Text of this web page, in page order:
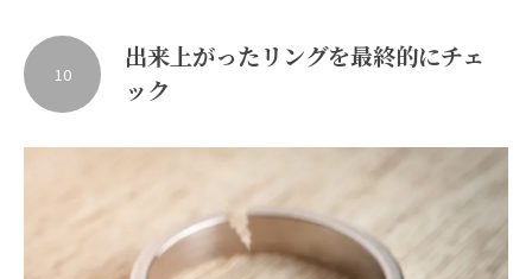
出来上がったリングを最終的にチェ
ック
10